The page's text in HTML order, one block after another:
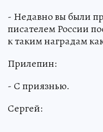
- Недавно вы были
писателем России
к таким наградам
Прилепин:
- С приязнью.
Сергей: